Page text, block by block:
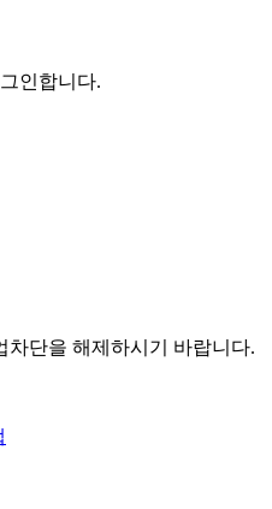
인합니다.
차단을 해제하시기 바랍니다.